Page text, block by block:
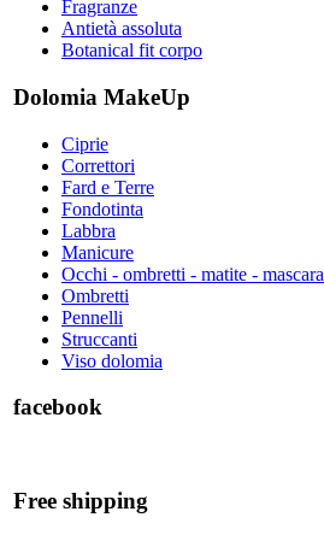
Fragranze
Antietà assoluta
Botanical fit corpo
Dolomia MakeUp
Ciprie
Correttori
Fard e Terre
Fondotinta
Labbra
Manicure
Occhi - ombretti - matite - mascara
Ombretti
Pennelli
Struccanti
Viso dolomia
facebook
Free shipping